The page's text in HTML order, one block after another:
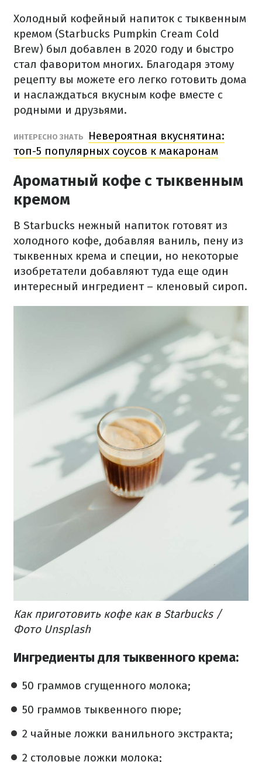
Холодный кофейный напиток с тыквенным
кремом (Starbucks Pumpkin Cream Cold
Brew) был добавлен в 2020 году и быстро
стал фаворитом многих. Благодаря этому
рецепту вы можете его легко готовить дома
и наслаждаться вкусным кофе вместе с
родными и друзьями.
ИНТЕРЕСНО ЗНАТЬ
Невероятная вкуснятина:
топ-5 популярных соусов к макаронам
Ароматный кофе с тыквенным
кремом
В Starbucks нежный напиток готовят из
холодного кофе, добавляя ваниль, пену из
тыквенных крема и специи, но некоторые
изобретатели добавляют туда еще один
интересный ингредиент – кленовый сироп.
Как приготовить кофе как в Starbucks /
Фото Unsplash
Ингредиенты для тыквенного крема:
50 граммов сгущенного молока;
50 граммов тыквенного пюре;
2 чайные ложки ванильного экстракта;
2 столовые ложки молока;